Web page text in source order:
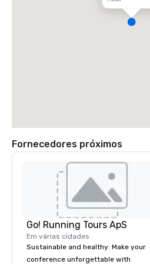
Fornecedores próximos
Go! Running Tours ApS
Em várias cidades
Sustainable and healthy: Make your
conference unforgettable with